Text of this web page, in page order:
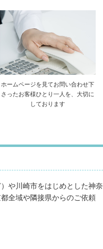
ホームページを見てお問い合わせ下
さったお客様ひとり一人を、大切に
しております
や川崎市をはじめとした神奈
全域や隣接県からのご依頼